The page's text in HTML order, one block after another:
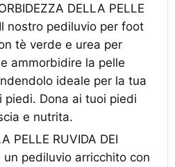
DELLA PELLE
nostro pediluvio per foot
tè verde e urea per
ammorbidire la pelle
ideale per la tua
piedi. Dona ai tuoi piedi
e nutrita.
PELLE RUVIDA DEI
un pediluvio arricchito con